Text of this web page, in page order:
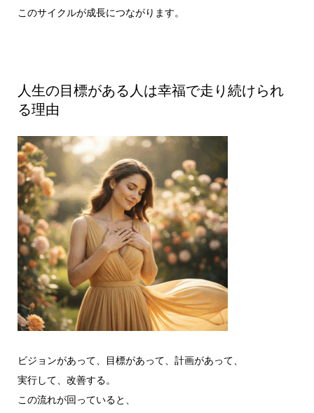
このサイクルが成長につながります。
人生の目標がある人は幸福で走り続けられ
る理由
ビジョンがあって、目標があって、計画があって、
実行して、改善する。
この流れが回っていると、